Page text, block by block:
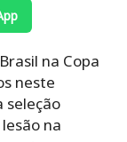
na Copa
neste
seleção
na